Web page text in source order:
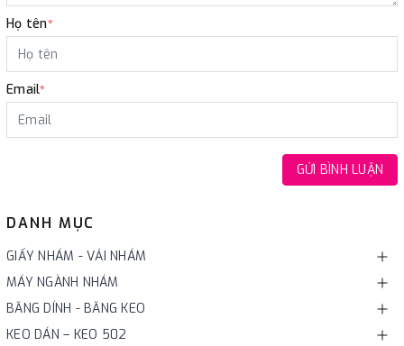
DANH MỤC
GIẤY NHÁM - VẢI NHÁM
MÁY NGÀNH NHÁM
BĂNG DÍNH - BĂNG KEO
KEO DÁN – KEO 502
Họ tên*
Email*
GỬI BÌNH LUẬN